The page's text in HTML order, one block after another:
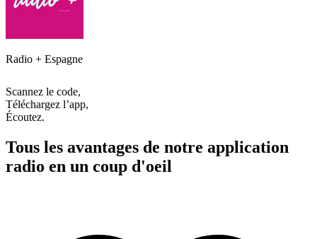
Radio + Espagne
Scannez le code,
Téléchargez l’app,
Écoutez.
Tous les avantages de notre application
radio en un coup d'oeil